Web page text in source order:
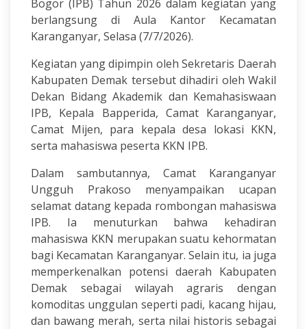
Bogor (IPB) Tahun 2026 dalam kegiatan yang
berlangsung di Aula Kantor Kecamatan
Karanganyar, Selasa (7/7/2026).
Kegiatan yang dipimpin oleh Sekretaris Daerah
Kabupaten Demak tersebut dihadiri oleh Wakil
Dekan Bidang Akademik dan Kemahasiswaan
IPB, Kepala Bapperida, Camat Karanganyar,
Camat Mijen, para kepala desa lokasi KKN,
serta mahasiswa peserta KKN IPB.
Dalam sambutannya, Camat Karanganyar
Ungguh Prakoso menyampaikan ucapan
selamat datang kepada rombongan mahasiswa
IPB. Ia menuturkan bahwa kehadiran
mahasiswa KKN merupakan suatu kehormatan
bagi Kecamatan Karanganyar. Selain itu, ia juga
memperkenalkan potensi daerah Kabupaten
Demak sebagai wilayah agraris dengan
komoditas unggulan seperti padi, kacang hijau,
dan bawang merah, serta nilai historis sebagai